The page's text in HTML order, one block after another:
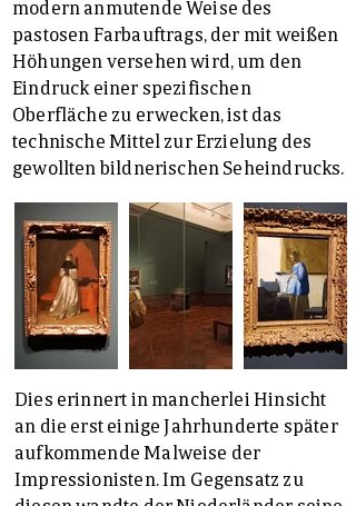
modern anmutende Weise des
pastosen Farbauftrags, der mit weißen
Höhungen versehen wird, um den
Eindruck einer spezifischen
Oberfläche zu erwecken, ist das
technische Mittel zur Erzielung des
gewollten bildnerischen Seheindrucks.
Dies erinnert in mancherlei Hinsicht
an die erst einige Jahrhunderte später
aufkommende Malweise der
Impressionisten. Im Gegensatz zu